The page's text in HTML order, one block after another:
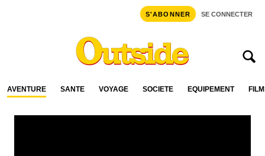
S'ABONNER SE CONNECTER
AVENTURE SANTÉ VOYAGE SOCIÉTÉ ÉQUIPEMENT